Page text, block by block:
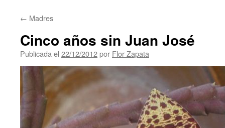
← Madres
Cinco años sin Juan José
Publicada el 22/12/2012por Flor Zapata